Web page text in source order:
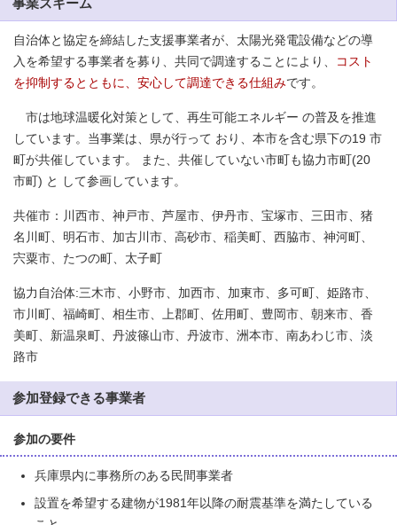
事業スキーム
自治体と協定を締結した支援事業者が、太陽光発電設備などの導
入を希望する事業者を募り、共同で調達することにより、
コスト
を抑制するとともに、安心して調達できる仕組みです。
市は地球温暖化対策として、再生可能エネルギー の普及を推進
しています。当事業は、県が行って おり、本市を含む県下の19 市
町が共催しています。 また、共催していない市町も協力市町(20
市町) と して参画しています。
共催市：川西市、神戸市、芦屋市、伊丹市、宝塚市、三田市、猪
名川町、明石市、加古川市、高砂市、稲美町、西脇市、神河町、
宍粟市、たつの町、太子町
協力自治体:三木市、小野市、加西市、加東市、多可町、姫路市、
市川町、福崎町、相生市、上郡町、佐用町、豊岡市、朝来市、香
美町、新温泉町、丹波篠山市、丹波市、洲本市、南あわじ市、淡
路市
参加登録できる事業者
参加の要件
兵庫県内に事務所のある民間事業者
設置を希望する建物が1981年以降の耐震基準を満たしている